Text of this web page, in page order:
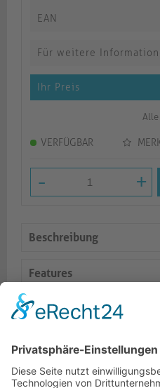
EAN
Für weitere
Ihr Preis
Alle
VERFÜGBAR
- +
Beschreibung
Features
Logistik
Dokumente
Ähnliche Artikel